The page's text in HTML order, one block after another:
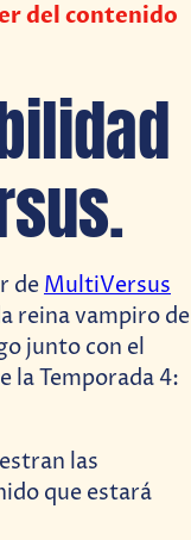
del contenido
deMultiVersus
reina vampiro de
junto con el
la Temporada 4:
las
que estará